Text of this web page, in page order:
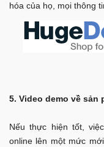
hóa của họ, mọi thông
5. Video demo về sản
Nếu thực hiện tốt,
online lên một mức